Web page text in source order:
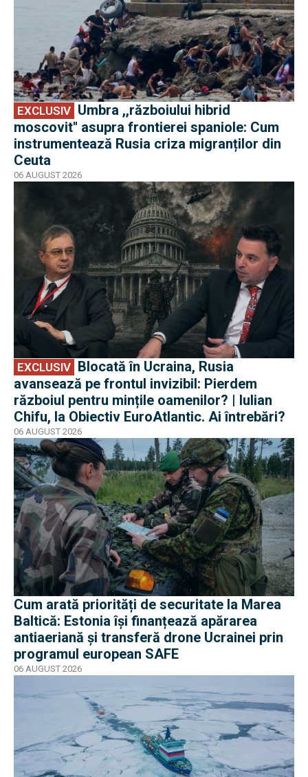
EXCLUSIV
moscovit'' asupra frontierei spaniole: Cum
instrumentează Rusia criza migranților din
Ceuta
06 AUGUST 2026
EXCLUSIV
avansează pe frontul invizibil: Pierdem
războiul pentru mințile oamenilor? | Iulian
Chifu, la Obiectiv EuroAtlantic. Ai întrebări?
06 AUGUST 2026
Cum arată priorități de securitate la Marea
Baltică: Estonia își finanțează apărarea
antiaeriană și transferă drone Ucrainei prin
programul european SAFE
06 AUGUST 2026